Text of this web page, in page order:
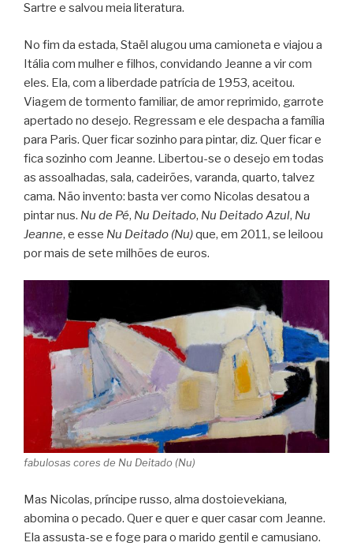
Sartre e salvou meia literatura.
No fim da estada, Staël alugou uma camioneta e viajou a
Itália com mulher e filhos, convidando Jeanne a vir com
eles. Ela, com a liberdade patrícia de 1953, aceitou.
Viagem de tormento familiar, de amor reprimido, garrote
apertado no desejo. Regressam e ele despacha a família
para Paris. Quer ficar sozinho para pintar, diz. Quer ficar e
fica sozinho com Jeanne. Libertou-se o desejo em todas
as assoalhadas, sala, cadeirões, varanda, quarto, talvez
cama. Não invento: basta ver como Nicolas desatou a
pintar nus. Nu de Pé, Nu Deitado, Nu Deitado Azul, Nu
Jeanne, e esse Nu Deitado (Nu)que, em 2011, se leiloou
por mais de sete milhões de euros.
fabulosas cores de Nu Deitado (Nu)
Mas Nicolas, príncipe russo, alma dostoievekiana,
abomina o pecado. Quer e quer e quer casar com Jeanne.
Ela assusta-se e foge para o marido gentil e camusiano.